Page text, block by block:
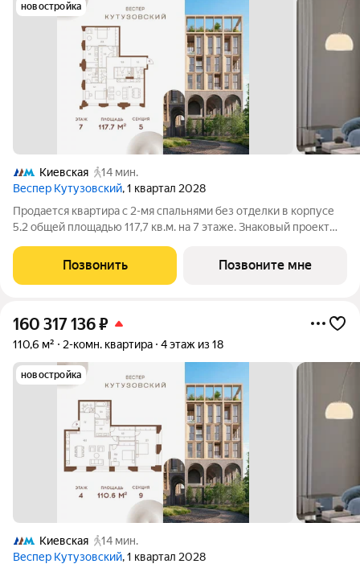
новостройка
Киевская
14 мин.
Веспер Кутузовский, 1 квартал 2028
Продается квартира с 2-мя спальнями без отделки в корпусе
5.2 общей площадью 117,7 кв.м. на 7 этаже. Знаковый проект
Квартал площадью 3,7 га расположен на Кутузовском
проспекте и воплощает новую
Позвонить Позвоните мне
160 317 136₽
110,6 м² 2-комн. квартира 4 этаж из 18
новостройка
Киевская
14 мин.
Веспер Кутузовский, 1 квартал 2028